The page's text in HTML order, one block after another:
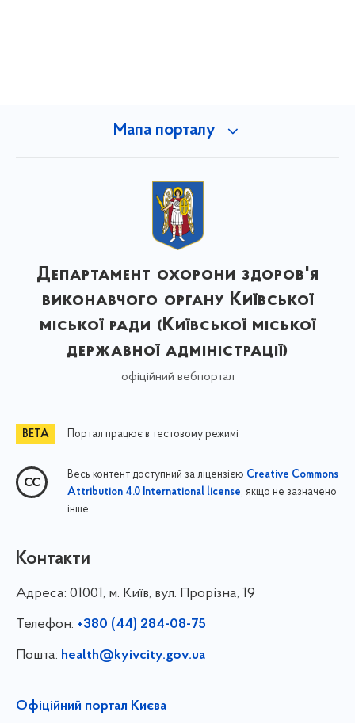
Мапа порталу
Департамент охорони здоров'я
виконавчого органу Київської
міської ради (Київської міської
державної адміністрації)
офіційний вебпортал
Портал працює в тестовому режимі
Весь контент доступний за ліцензією Creative Commons
Attribution 4.0 International license, якщо не зазначено
інше
Контакти
Адреса: 01001, м. Київ, вул. Прорізна, 19
Телефон: +380 (44) 284-08-75
Пошта: health@kyivcity.gov.ua
Офіційний портал Києва